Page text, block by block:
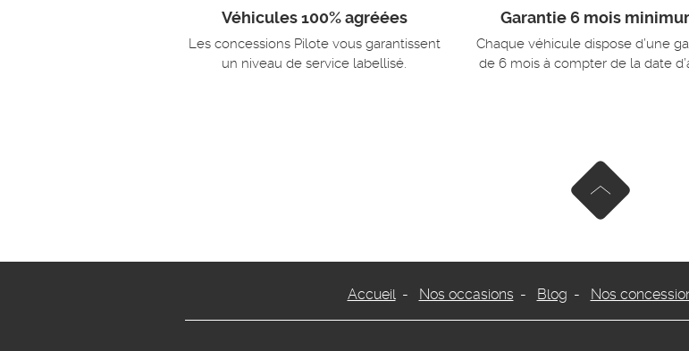
Véhicules 100% agréées
Les concessions Pilote vous garantissent
un niveau de service labellisé.
Garantie 6 mois
Chaque véhicule dispose d’une
de 6 mois à compter de la date
Remonter en
Accueil Nos occasions Blog Nos